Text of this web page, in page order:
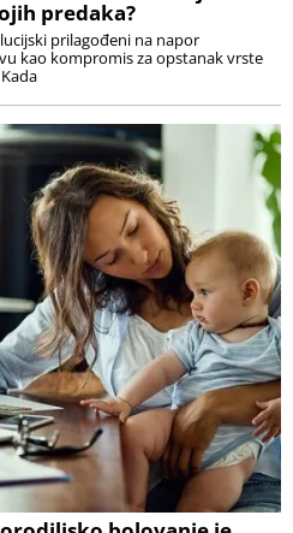
predaka?
prilagođeni na napor
kao kompromis za opstanak vrste